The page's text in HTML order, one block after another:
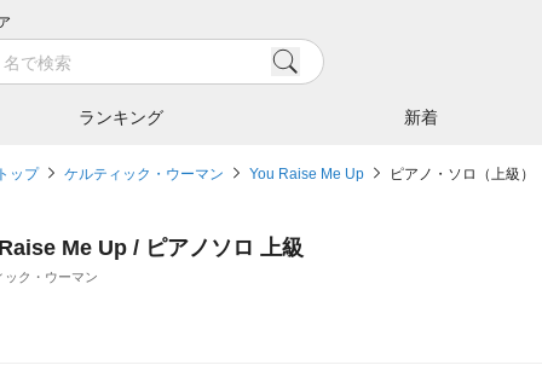
ランキング 新着
ップ ケルティック・ウーマン You Raise Me Up ピアノ・ソロ（上級）
Me Up / ピアノソロ 上級
ック・ウーマン